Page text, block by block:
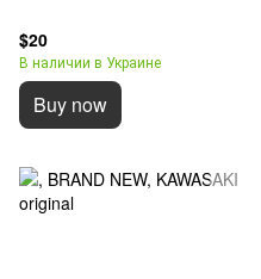
$20
В наличии в Украине
Buy now